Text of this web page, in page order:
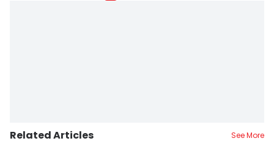
Related Articles See More